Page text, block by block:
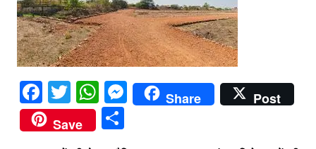
F
a
c
T
w
itt
W
h
at
M
e
Share
Post
Save
S
h